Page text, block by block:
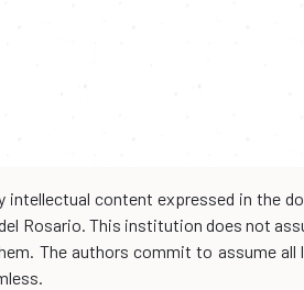
intellectual content expressed in the
Rosario. This institution does not
The authors commit to assume